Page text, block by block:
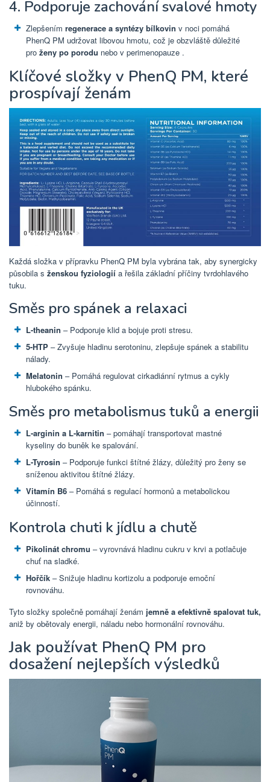
4. Podporuje zachování svalové hmoty
Zlepšením regenerace a syntézy bílkovin v noci pomáhá
PhenQ PM udržovat libovou hmotu, což je obzvláště důležité
pro ženy po porodu nebo v perimenopauze .
Klíčové složky v PhenQ PM, které
prospívají ženám
Každá složka v přípravku PhenQ PM byla vybrána tak, aby synergicky
působila s ženskou fyziologií a řešila základní příčiny tvrdohlavého
tuku.
Směs pro spánek a relaxaci
L-theanin – Podporuje klid a bojuje proti stresu.
5-HTP – Zvyšuje hladinu serotoninu, zlepšuje spánek a stabilitu
nálady.
Melatonin – Pomáhá regulovat cirkadiánní rytmus a cykly
hlubokého spánku.
Směs pro metabolismus tuků a energii
L-arginin a L-karnitin – pomáhají transportovat mastné
kyseliny do buněk ke spalování.
L-Tyrosin – Podporuje funkci štítné žlázy, důležitý pro ženy se
sníženou aktivitou štítné žlázy.
Vitamín B6 – Pomáhá s regulací hormonů a metabolickou
účinností.
Kontrola chuti k jídlu a chutě
Pikolinát chromu – vyrovnává hladinu cukru v krvi a potlačuje
chuť na sladké.
Hořčík – Snižuje hladinu kortizolu a podporuje emoční
rovnováhu.
Tyto složky společně pomáhají ženám jemně a efektivně spalovat tuk,
aniž by obětovaly energii, náladu nebo hormonální rovnováhu.
Jak používat PhenQ PM pro
dosažení nejlepších výsledků